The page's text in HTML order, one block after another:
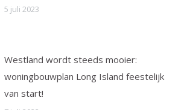
5 juli 2023
Westland wordt steeds mooier:
woningbouwplan Long Island feestelijk
van start!